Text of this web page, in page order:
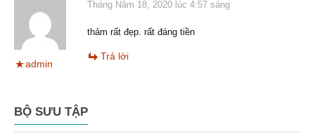
admin
Tháng Năm 18, 2020 lúc 4:57 sáng
thảm rất đẹp. rất đáng tiền
Trả lời
BỘ SƯU TẬP